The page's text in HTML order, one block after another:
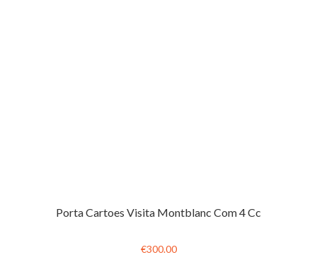
Porta Cartoes Visita Montblanc Com 4 Cc
€300.00